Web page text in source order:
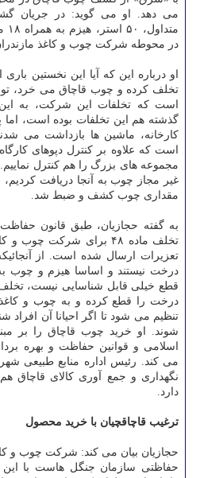
می دهد. او می گوید: در جریان
در محوطه شركت چوب و كاغذ
او درباره این كه آیا این نخستین
تخلف كرده و چوب قاچاق می خرد،
است كه تخلفات این شركت، به
گذشته هم این تخلفات بوده است،
كارخانه، ماشین ها بازداشت می
است كه علاوه بر كنترل دپوهای
مجموعه های بزرگ را هم كنترل
غیر مجاز چوب به آنجا دریافت كردیم،
مقداری چوب كشف و ضبط شد.
به گفته حجازیان، طبق قانون
تخلف ماده ۴۸ برای شركت
تعزیرات ارسال شده است. از
درخت نیستند و اساسا هیزم و
درخت را قطع كرده و به چوب و كاغذ
تنظیم می شود تا اگر احیانا آن افراد
اسلامی و قوانین حفاظت و بهره
می كند. رئیس اداره منابع طبیعی
نگهداری و جمع آوری كالای قاچاق
دارد.
ترغیب قاچاقچیان با خرید محصول
حجازیان بیان می كند: شركت چوب و
حفاظتی سازمان جنگل هاست با